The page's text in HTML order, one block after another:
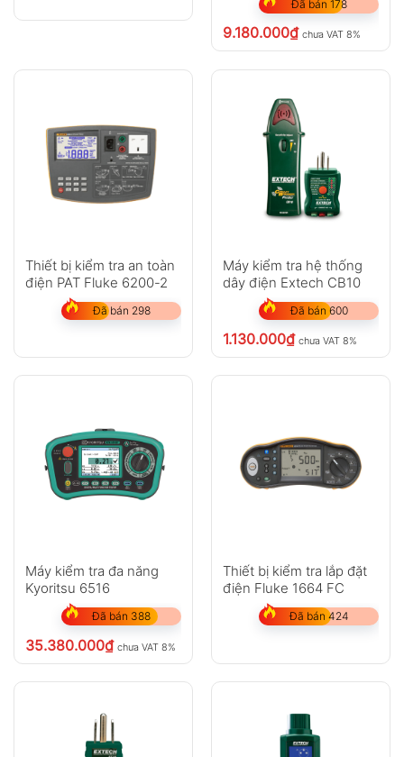
Đã bán 178
9.180.000₫ chưa VAT 8%
Thiết bị kiểm tra an toàn
điện PAT Fluke 6200-2
Đã bán 298
Máy kiểm tra hệ thống
dây điện Extech CB10
Đã bán 600
1.130.000₫ chưa VAT 8%
Máy kiểm tra đa năng
Kyoritsu 6516
Đã bán 388
35.380.000₫ chưa VAT 8%
Thiết bị kiểm tra lắp đặt
điện Fluke 1664 FC
Đã bán 424